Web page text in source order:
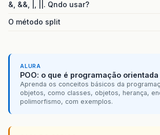
&, &&, |, ||. Qndo usar?
O método split
ALURA
POO: o que é programação
Aprenda os conceitos básicos da
objetos, como classes, objetos, herança,
polimorfismo, com exemplos.